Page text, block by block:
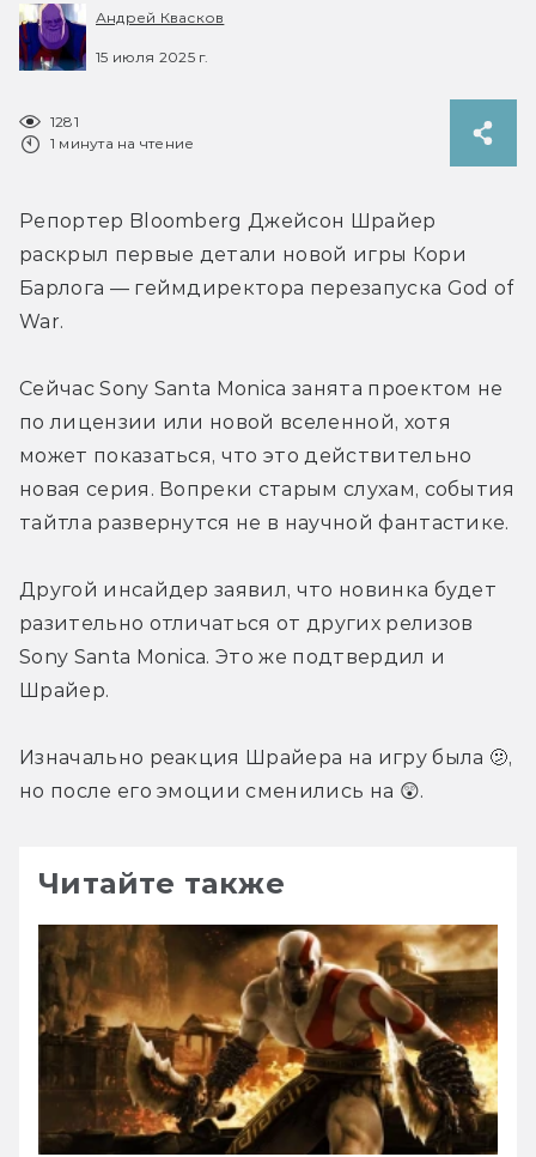
Андрей Квасков
15 июля 2025 г.
1281
1 минута на чтение
Репортер Bloomberg Джейсон Шрайер
раскрыл первые детали новой игры Кори
Барлога — геймдиректора перезапуска God of
War.
Сейчас Sony Santa Monica занята проектом не
по лицензии или новой вселенной, хотя
может показаться, что это действительно
новая серия. Вопреки старым слухам, события
тайтла развернутся не в научной фантастике.
Другой инсайдер заявил, что новинка будет
разительно отличаться от других релизов
Sony Santa Monica. Это же подтвердил и
Шрайер.
Изначально реакция Шрайера на игру была 🫤,
но после его эмоции сменились на 😲.
Читайте также